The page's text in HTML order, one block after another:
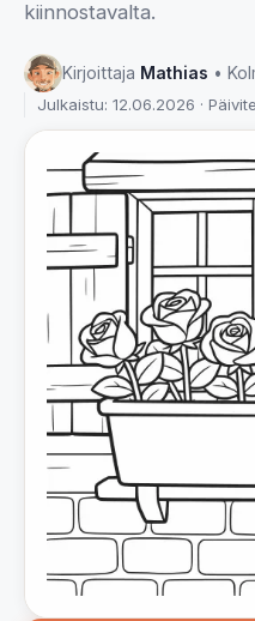
kiinnostavalta.
Kirjoittaja Mathias •
Julkaistu: 12.06.2026 ·